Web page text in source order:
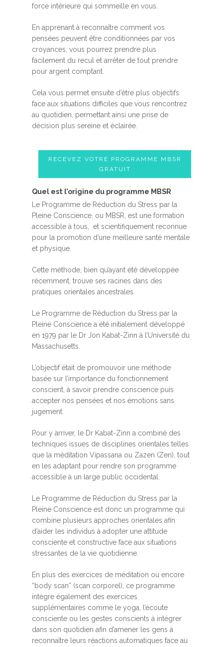
force intérieure qui sommeille en vous.
En apprenant à reconnaître comment vos
pensées peuvent être conditionnées par vos
croyances, vous pourrez prendre plus
facilement du recul et arrêter de tout prendre
pour argent comptant.
Cela vous permet ensuite d’être plus objectifs
face aux situations difficiles que vous rencontrez
au quotidien, permettant ainsi une prise de
décision plus sereine et éclairée.
RECEVEZ VOTRE PROGRAMME MBSR
GRATUIT
Quel est l’origine du programme MBSR
Le Programme de Réduction du Stress par la
Pleine Conscience, ou MBSR, est une formation
accessible à tous, et scientifiquement reconnue
pour la promotion d’une meilleure santé mentale
et physique.
Cette méthode, bien qu’ayant été développée
récemment, trouve ses racines dans des
pratiques orientales ancestrales.
Le Programme de Réduction du Stress par la
Pleine Conscience a été initialement développé
en 1979 par le Dr Jon Kabat-Zinn à l’Université du
Massachusetts.
L’objectif était de promouvoir une méthode
basée sur l’importance du fonctionnement
conscient, à savoir prendre conscience puis
accepter nos pensées et nos émotions sans
jugement.
Pour y arriver, le Dr Kabat-Zinn a combiné des
techniques issues de disciplines orientales telles
que la méditation Vipassana ou Zazen (Zen), tout
en les adaptant pour rendre son programme
accessible à un large public occidental.
Le Programme de Réduction du Stress par la
Pleine Conscience est donc un programme qui
combine plusieurs approches orientales afin
d’aider les individus à adopter une attitude
consciente et constructive face aux situations
stressantes de la vie quotidienne.
En plus des exercices de méditation ou encore
“body scan” (scan corporel), ce programme
intègre également des exercices
supplémentaires comme le yoga, l’écoute
consciente ou les gestes conscients à intégrer
dans son quotidien afin d’amener les gens à
reconnaître leurs réactions automatiques face au